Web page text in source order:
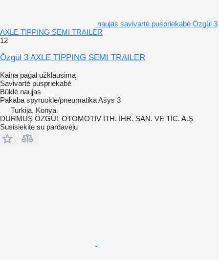
naujas savivartė puspriekabė Özgül 3
AXLE TIPPING SEMI TRAILER
12
Özgül 3 AXLE TIPPING SEMI TRAILER
Kaina pagal užklausimą
Savivartė puspriekabė
Būklė naujas
Pakaba spyruoklė/pneumatikaAšys 3
Turkija, Konya
DURMUŞ ÖZGÜL OTOMOTİV İTH. İHR. SAN. VE TİC. A.Ş
Susisiekite su pardavėju